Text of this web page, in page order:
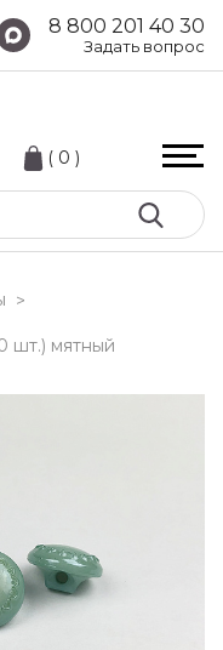
8 800 201 40 30
Задать вопрос
( 0 )
>
шт.) мятный